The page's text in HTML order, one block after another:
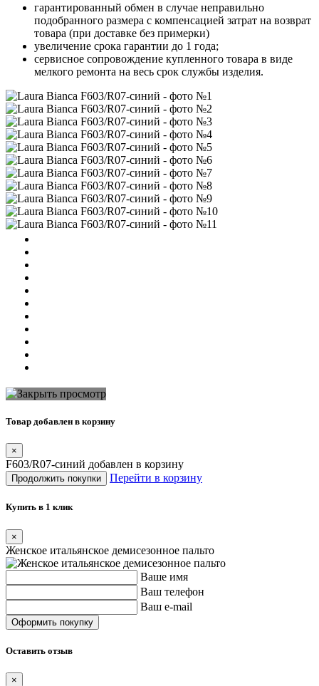
гарантированный обмен в случае неправильно
подобранного размера с компенсацией затрат на возврат
товара (при доставке без примерки)
увеличение срока гарантии до 1 года;
сервисное сопровождение купленного товара в виде
мелкого ремонта на весь срок службы изделия.
Товар добавлен в корзину
×
F603/R07-синий добавлен в корзину
Продолжить покупки Перейти в корзину
Купить в 1 клик
×
Женское итальянское демисезонное пальто
Ваше имя
Ваш телефон
Ваш e-mail
Оставить отзыв
×